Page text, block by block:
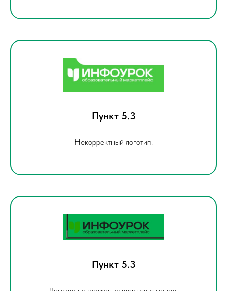
Пункт 5.3
Некорректный логотип.
Пункт 5.3